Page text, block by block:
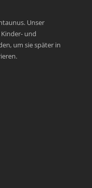
Unser
und
um sie später in